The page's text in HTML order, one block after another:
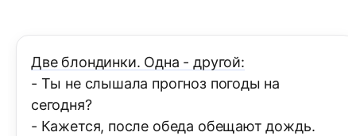
Две блондинки. Одна - другой:
- Ты не слышала прогноз погоды на
сегодня?
- Кажется, после обеда обещают дождь.